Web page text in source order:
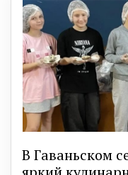
В Гаваньском